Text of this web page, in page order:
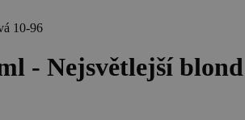
10-96
- Nejsvětlejší